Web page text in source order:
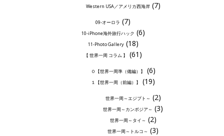
Western USA／アメリカ西海岸(7)
09-オーロラ (7)
10-iPhone海外旅行ハック (6)
11-Photo Gallery(18)
【 世界一周 コラム 】 (61)
０【世界一周準（備編）】 (6)
１【世界一周（前編）】 (19)
世界一周～エジプト～ (2)
世界一周～カンボジア～ (3)
世界一周～タイ～ (2)
世界一周～トルコ～ (3)